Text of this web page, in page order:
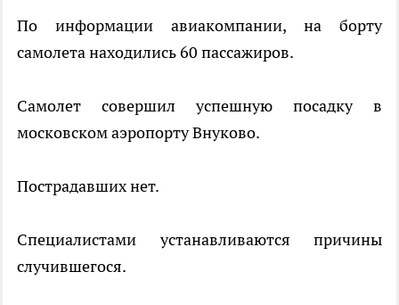
По информации авиакомпании, на борту
самолета находились 60 пассажиров.
Самолет совершил успешную посадку в
московском аэропорту Внуково.
Пострадавших нет.
Специалистами устанавливаются причины
случившегося.